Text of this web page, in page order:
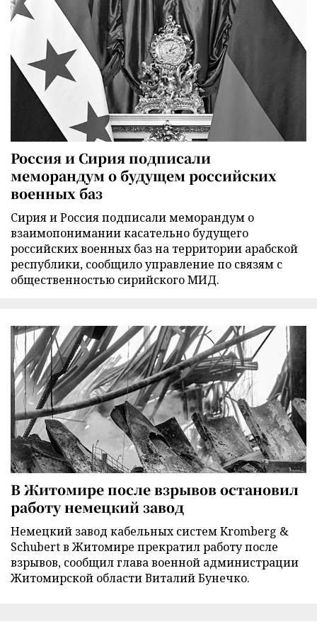
Россия и Сирия подписали
меморандум о будущем российских
военных баз
Сирия и Россия подписали меморандум о
взаимопонимании касательно будущего
российских военных баз на территории арабской
республики, сообщило управление по связям с
общественностью сирийского МИД.
В Житомире после взрывов остановил
работу немецкий завод
Немецкий завод кабельных систем Kromberg &
Schubert в Житомире прекратил работу после
взрывов, сообщил глава военной администрации
Житомирской области Виталий Бунечко.